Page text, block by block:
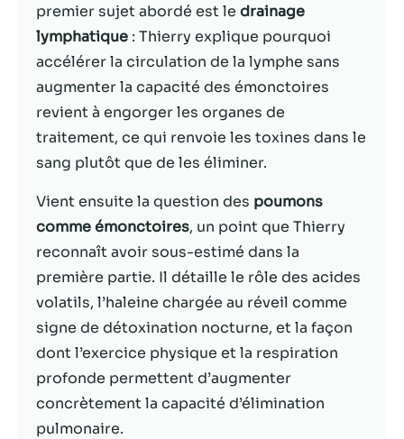
premier sujet abordé est le drainage
lymphatique : Thierry explique pourquoi
accélérer la circulation de la lymphe sans
augmenter la capacité des émonctoires
revient à engorger les organes de
traitement, ce qui renvoie les toxines dans le
sang plutôt que de les éliminer.
Vient ensuite la question des poumons
comme émonctoires, un point que Thierry
reconnaît avoir sous-estimé dans la
première partie. Il détaille le rôle des acides
volatils, l’haleine chargée au réveil comme
signe de détoxination nocturne, et la façon
dont l’exercice physique et la respiration
profonde permettent d’augmenter
concrètement la capacité d’élimination
pulmonaire.
Nécessaire
Ces cookies ne
sont pas
facultatifs. Ils
sont
fonctionnement
du site Web.
Statistiques
Afin que nous
puissions
améliorer la
fonctionnalité
et la structure
du site Web,
en fonction
de la façon
dont le site
Web est